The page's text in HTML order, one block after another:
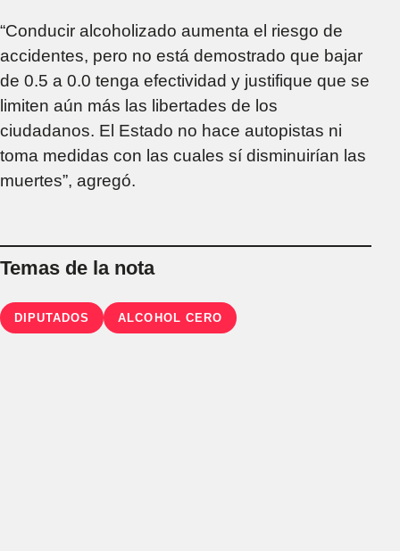
“Conducir alcoholizado aumenta el riesgo de
accidentes, pero no está demostrado que bajar
de 0.5 a 0.0 tenga efectividad y justifique que se
limiten aún más las libertades de los
ciudadanos. El Estado no hace autopistas ni
toma medidas con las cuales sí disminuirían las
muertes”, agregó.
Temas de la nota
DIPUTADOS ALCOHOL CERO